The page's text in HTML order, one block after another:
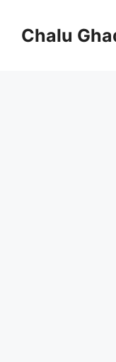
contentChalu